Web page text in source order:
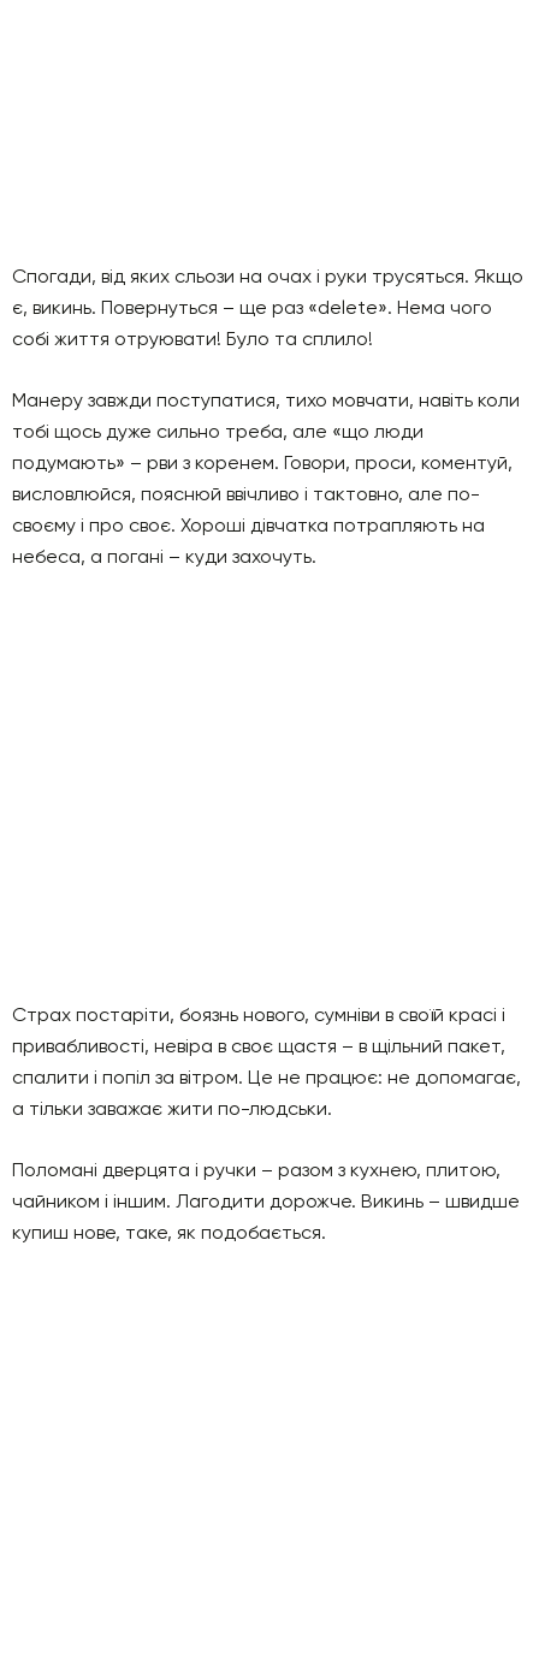
Спогади, від яких сльози на очах і руки трусяться. Якщо
є, викинь. Повернуться – ще раз «delete». Нема чого
собі життя отруювати! Було та сплило!
Манеру завжди поступатися, тихо мовчати, навіть коли
тобі щось дуже сильно треба, але «що люди
подумають» – рви з коренем. Говори, проси, коментуй,
висловлюйся, пояснюй ввічливо і тактовно, але по-
своєму і про своє. Хороші дівчатка потрапляють на
небеса, а погані – куди захочуть.
Страх постаріти, боязнь нового, сумніви в своїй красі і
привабливості, невіра в своє щастя – в щільний пакет,
спалити і попіл за вітром. Це не працює: не допомагає,
а тільки заважає жити по-людськи.
Поломані дверцята і ручки – разом з кухнею, плитою,
чайником і іншим. Лагодити дорожче. Викинь – швидше
купиш нове, таке, як подобається.